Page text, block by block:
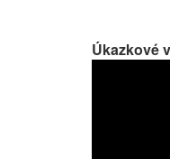
Úkazkové